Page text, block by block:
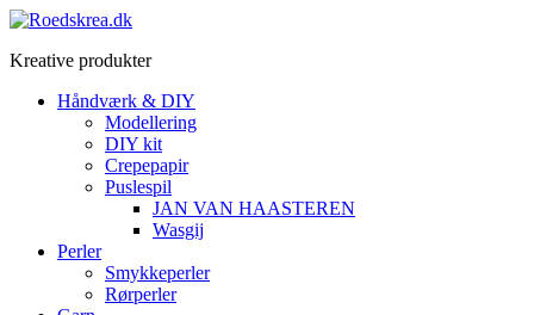
Videre
indhold
Kreative produkter
Håndværk & DIY
Modellering
DIY kit
Crepepapir
Puslespil
JAN VAN HAASTEREN
Wasgij
Perler
Smykkeperler
Rørperler